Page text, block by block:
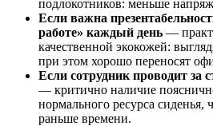
подлокотников: меньше
Если важна
работе» каждый день —
качественной экокожей:
при этом хорошо переносят
Если сотрудник проводит за
— критично наличие
нормального ресурса сиденья,
раньше времени.